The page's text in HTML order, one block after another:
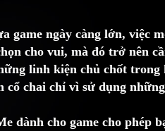
game ngày càng lớn, việc
cho vui, mà đó trở nên
linh kiện chủ chốt trong
cổ chai chỉ vì sử dụng
dành cho game cho